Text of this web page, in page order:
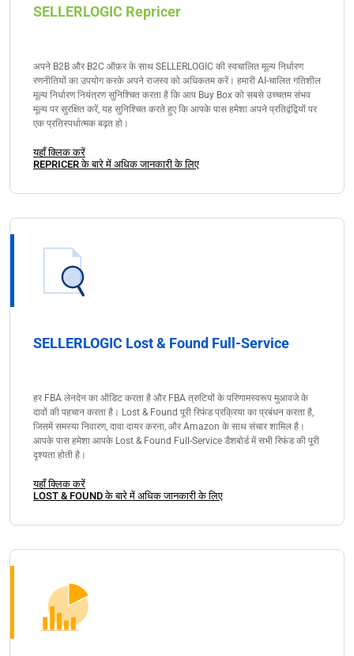
SELLERLOGIC Repricer
अपने B2B और B2C ऑफ़र के साथ SELLERLOGIC की स्वचालित मूल्य निर्धारण
रणनीतियों का उपयोग करके अपने राजस्व को अधिकतम करें। हमारी AI-चालित गतिशील
मूल्य निर्धारण नियंत्रण सुनिश्चित करता है कि आप Buy Box को सबसे उच्चतम संभव
मूल्य पर सुरक्षित करें, यह सुनिश्चित करते हुए कि आपके पास हमेशा अपने प्रतिद्वंद्वियों पर
एक प्रतिस्पर्धात्मक बढ़त हो।
यहाँ क्लिक करें
REPRICER के बारे में अधिक जानकारी के लिए
SELLERLOGIC Lost & Found Full-Service
हर FBA लेनदेन का ऑडिट करता है और FBA त्रुटियों के परिणामस्वरूप मुआवजे के
दावों की पहचान करता है। Lost & Found पूरी रिफंड प्रक्रिया का प्रबंधन करता है,
जिसमें समस्या निवारण, दावा दायर करना, और Amazon के साथ संचार शामिल है।
आपके पास हमेशा आपके Lost & Found Full-Service डैशबोर्ड में सभी रिफंड की पूरी
दृश्यता होती है।
यहाँ क्लिक करें
LOST & FOUND के बारे में अधिक जानकारी के लिए